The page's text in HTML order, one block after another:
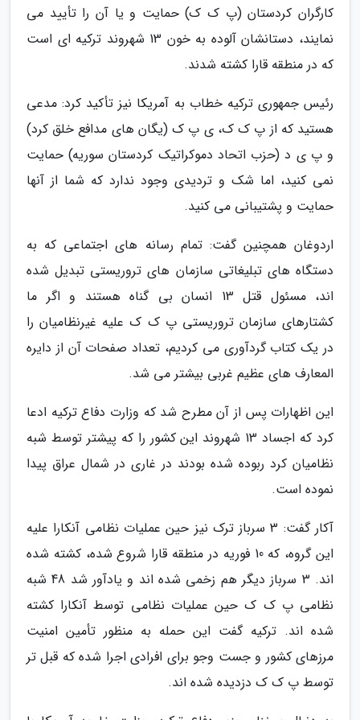
کارگران کردستان (پ ک ک) حمایت و یا آن را تأیید می
نمایند، دستانشان آلوده به خون 13 شهروند ترکیه ای است
که در منطقه قارا کشته شدند.
رئیس جمهوری ترکیه خطاب به آمریکا نیز تأکید کرد: مدعی
هستید که از پ ک ک، ی پ ک (یگان های مدافع خلق کرد)
و پ ی د (حزب اتحاد دموکراتیک کردستان سوریه) حمایت
نمی کنید، اما شک و تردیدی وجود ندارد که شما از آنها
حمایت و پشتیبانی می کنید.
اردوغان همچنین گفت: تمام رسانه های اجتماعی که به
دستگاه های تبلیغاتی سازمان های تروریستی تبدیل شده
اند، مسئول قتل 13 انسان بی گناه هستند و اگر ما
کشتارهای سازمان تروریستی پ ک ک علیه غیرنظامیان را
در یک کتاب گردآوری می کردیم، تعداد صفحات آن از دایره
المعارف های عظیم غربی بیشتر می شد.
این اظهارات پس از آن مطرح شد که وزارت دفاع ترکیه ادعا
کرد که اجساد 13 شهروند این کشور را که پیشتر توسط شبه
نظامیان کرد ربوده شده بودند در غاری در شمال عراق پیدا
نموده است.
آکار گفت: 3 سرباز ترک نیز حین عملیات نظامی آنکارا علیه
این گروه، که 10 فوریه در منطقه قارا شروع شده، کشته شده
اند. 3 سرباز دیگر هم زخمی شده اند و یادآور شد 48 شبه
نظامی پ ک ک حین عملیات نظامی توسط آنکارا کشته
شده اند. ترکیه گفت این حمله به منظور تأمین امنیت
مرزهای کشور و جست وجو برای افرادی اجرا شده که قبل تر
توسط پ ک ک دزدیده شده اند.